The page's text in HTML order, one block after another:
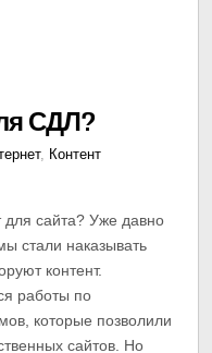
СДЛ?
, Контент
для сайта? Уже давно
стали наказывать
контент.
работы по
которые позволили
сайтов. Но